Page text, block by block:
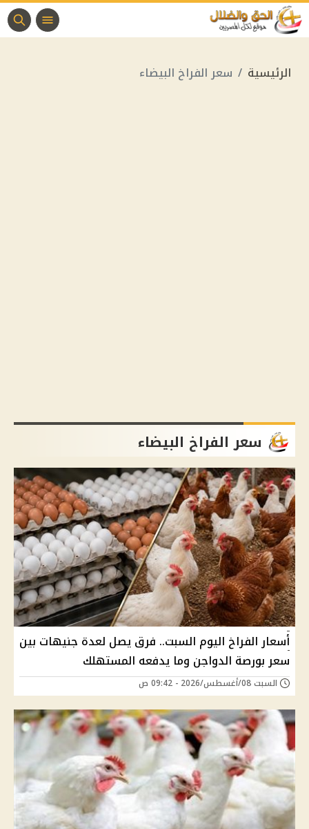
الرئيسية سعر الفراخ البيضاء
سعر الفراخ البيضاء
أسعار الفراخ اليوم السبت.. فرق يصل لعدة جنيهات بين
سعر بورصة الدواجن وما يدفعه المستهلك
السبت 08/أغسطس/2026 - 09:42 ص